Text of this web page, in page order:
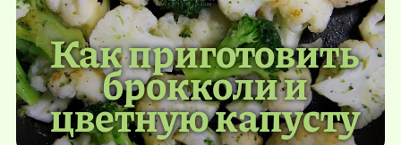
Как приготовить
брокколи и
цветную капусту